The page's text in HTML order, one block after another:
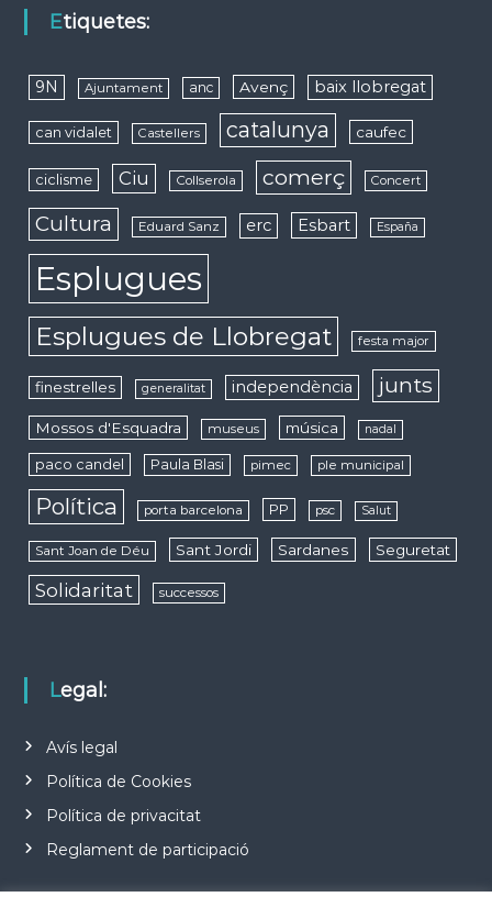
Etiquetes:
9N Ajuntament anc Avenç baix llobregat
can vidalet Castellers catalunya caufec
ciclisme Ciu Collserola comerç Concert
Cultura Eduard Sanz erc Esbart España
Esplugues
Esplugues de Llobregat festa major
finestrelles generalitat independència junts
Mossos d'Esquadra museus música nadal
paco candel Paula Blasi pimec ple municipal
Política porta barcelona PP psc Salut
Sant Joan de Déu Sant Jordi Sardanes Seguretat
Solidaritat successos
Legal:
Avís legal
Política de Cookies
Política de privacitat
Reglament de participació